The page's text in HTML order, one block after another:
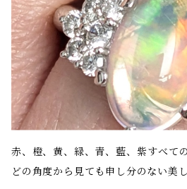
赤、橙、黄、緑、青、藍、紫――すべて
どの角度から見ても申し分のない美